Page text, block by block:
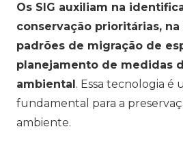
Os SIG auxiliam na
conservação prioritárias, na
padrões de migração de
planejamento de medidas
ambiental. Essa tecnologia é
fundamental para a
ambiente.